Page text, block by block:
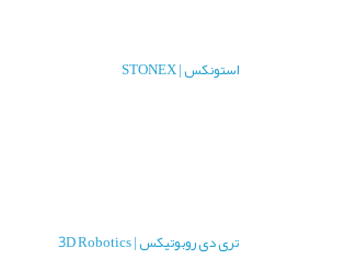
استونکس | STONEX
تری دی روبوتیکس | 3D Robotics